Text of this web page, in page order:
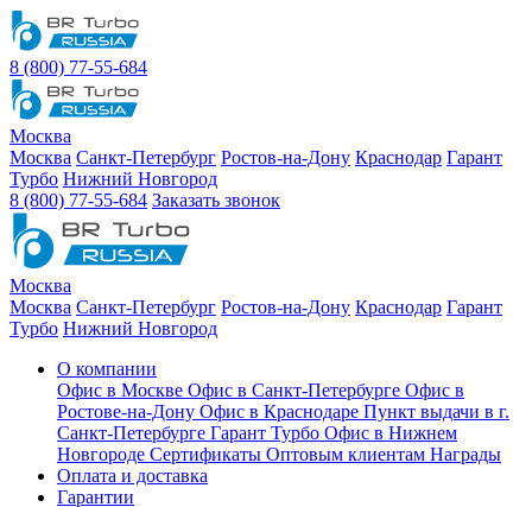
8 (800) 77-55-684
Москва
Москва Санкт-Петербург Ростов-на-Дону Краснодар Гарант
Турбо Нижний Новгород
8 (800) 77-55-684 Заказать звонок
Москва
Москва Санкт-Петербург Ростов-на-Дону Краснодар Гарант
Турбо Нижний Новгород
О компании
Офис в Москве Офис в Санкт-Петербурге Офис в
Ростове-на-Дону Офис в Краснодаре Пункт выдачи в г.
Санкт-Петербурге Гарант Турбо Офис в Нижнем
Новгороде Сертификаты Оптовым клиентам Награды
Оплата и доставка
Гарантии